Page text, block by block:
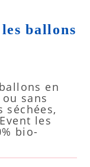
ballons
en
sans
séchées,
les
bio-